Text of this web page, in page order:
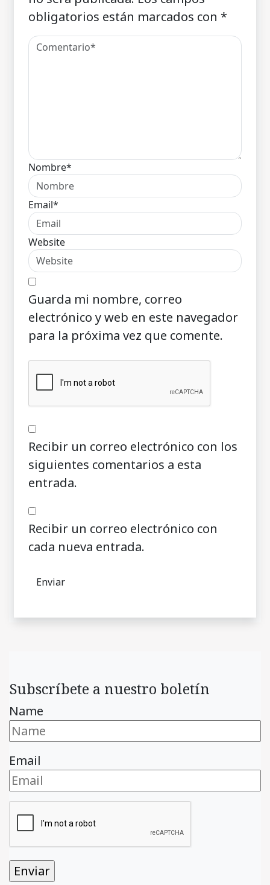
obligatorios están marcados con *
Nombre*
Email*
Website
Guarda mi nombre, correo
electrónico y web en este navegador
para la próxima vez que comente.
Recibir un correo electrónico con los
siguientes comentarios a esta
entrada.
Recibir un correo electrónico con
cada nueva entrada.
Subscríbete a nuestro boletín
Name
Email